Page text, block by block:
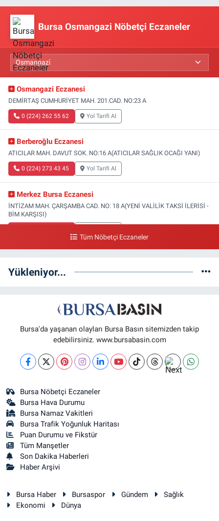
Bursa Osmangazi Nöbetçi Eczaneler
Osmangazi Eczanesi
DEMİRTAŞ CUMHURİYET MAH. 201.CAD. NO:23 A
0 (224) 262 55 62 Yol Tarifi Al
Berberoğlu Eczanesi
ATICILAR MAH. DAVUT SOK. NO:16 A(ATICILAR SAĞLIK OCAĞI YANI)
0 (224) 273 43 45 Yol Tarifi Al
Merkez Bursa Eczanesi
İNTİZAM MAH. ÇARŞAMBA CAD. NO: 18 A(YENİ VALİLİK TAKSİ İLERİSİ -
BİM KARŞISI)
FATİH MAH. DOĞAN CAD. NO:61(BEŞYOL ALTI - FATİH ASM VE KIZ
TEKNİK LİSESİ YANI)
Yenikale Eczanesi
DİKKALDIRIM MAH. HAT CAD. NO:1 1-B(ZÜBEYDE HANIM DOĞUMEVİ
HAMİTLER MAH. 1.FATİH CAD. NO:22 C(HAMİTLER YENİ KAPALI PAZAR
ALTI)
0 (224) 909 39 87 Yol Tarifi Al
Tüm Nöbetçi Eczaneler
Yükleniyor...
Bursa'da yaşanan olayları Bursa Basın sitemizden takip
edebilirsiniz. www.bursabasin.com
Bursa Nöbetçi Eczaneler
Bursa Hava Durumu
Bursa Namaz Vakitleri
Bursa Trafik Yoğunluk Haritası
Puan Durumu ve Fikstür
Tüm Manşetler
Son Dakika Haberleri
Haber Arşivi
Bursa Haber Bursaspor Gündem
Sağlık
Ekonomi
Dünya